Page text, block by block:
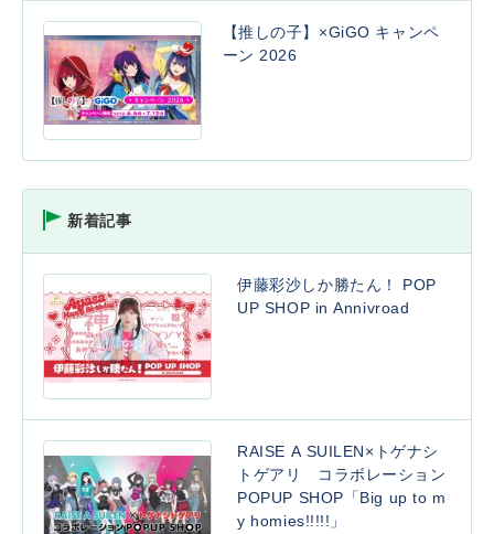
【推しの子】×GiGO キャンペ
ーン 2026
新着記事
伊藤彩沙しか勝たん！ POP
UP SHOP in Annivroad
RAISE A SUILEN×トゲナシ
トゲアリ コラボレーション
POPUP SHOP「Big up to m
y homies!!!!!」